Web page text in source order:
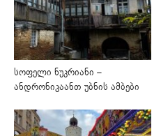
სოფელი ნუკრიანი –
ანდრონიკაანთ უბნის ამბები